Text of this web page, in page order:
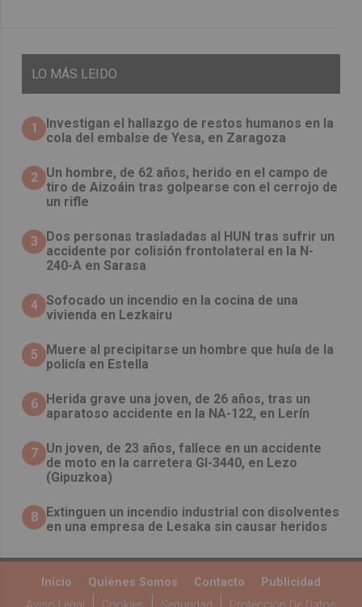
LO MÁS LEIDO
1
Investigan el hallazgo de restos humanos en la
cola del embalse de Yesa, en Zaragoza
2 Un hombre, de 62 años, herido en el campo de
tiro de Aizoáin tras golpearse con el cerrojo de
un rifle
3
​Dos personas trasladadas al HUN tras sufrir un
accidente por colisión frontolateral en la N-
240-A en Sarasa
4 Sofocado un incendio en la cocina de una
vivienda en Lezkairu
5
Muere al precipitarse un hombre que huía de la
policía en Estella
6 Herida grave una joven, de 26 años, tras un
aparatoso accidente en la NA-122, en Lerín
7 Un joven, de 23 años, fallece en un accidente
de moto en la carretera GI-3440, en Lezo
(Gipuzkoa)
8 Extinguen un incendio industrial con disolventes
en una empresa de Lesaka sin causar heridos
Inicio Quiénes Somos Contacto
Publicidad